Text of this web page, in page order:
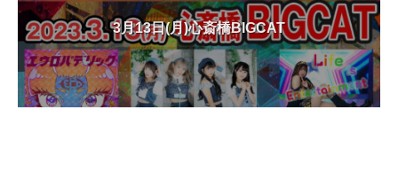
3月13日(月)心斎橋BIGCAT